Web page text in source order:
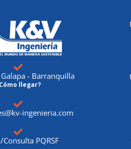
- Barranquilla
llegar?
ingenieria.com
Consulta PQRSF